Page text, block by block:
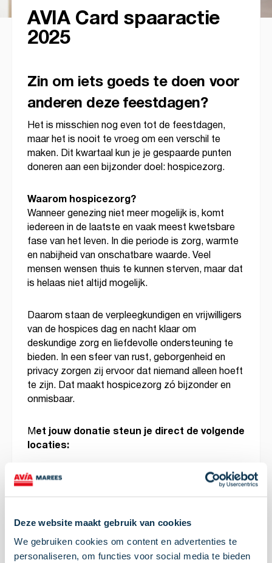
Deze website maakt gebruik van cookies
We gebruiken cookies om content en advertenties te
personaliseren, om functies voor social media te bieden
AVIA Card spaaractie
2025
Zin om iets goeds te doen voor
anderen deze feestdagen?
Het is misschien nog even tot de feestdagen,
maar het is nooit te vroeg om een verschil te
maken. Dit kwartaal kun je je gespaarde punten
doneren aan een bijzonder doel: hospicezorg.
Waarom hospicezorg?
Wanneer genezing niet meer mogelijk is, komt
iedereen in de laatste en vaak meest kwetsbare
fase van het leven. In die periode is zorg, warmte
en nabijheid van onschatbare waarde. Veel
mensen wensen thuis te kunnen sterven, maar dat
is helaas niet altijd mogelijk.
Daarom staan de verpleegkundigen en vrijwilligers
van de hospices dag en nacht klaar om
deskundige zorg en liefdevolle ondersteuning te
bieden. In een sfeer van rust, geborgenheid en
privacy zorgen zij ervoor dat niemand alleen hoeft
te zijn. Dat maakt hospicezorg zó bijzonder en
onmisbaar.
Met jouw donatie steun je direct de volgende
locaties: